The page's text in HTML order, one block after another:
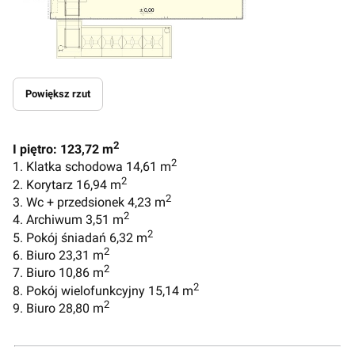
Powiększ rzut
I piętro: 123,72 m2
1. Klatka schodowa 14,61 m2
2. Korytarz 16,94 m2
3. Wc + przedsionek 4,23 m2
4. Archiwum 3,51 m2
5. Pokój śniadań 6,32 m2
6. Biuro 23,31 m2
7. Biuro 10,86 m2
8. Pokój wielofunkcyjny 15,14 m2
9. Biuro 28,80 m2